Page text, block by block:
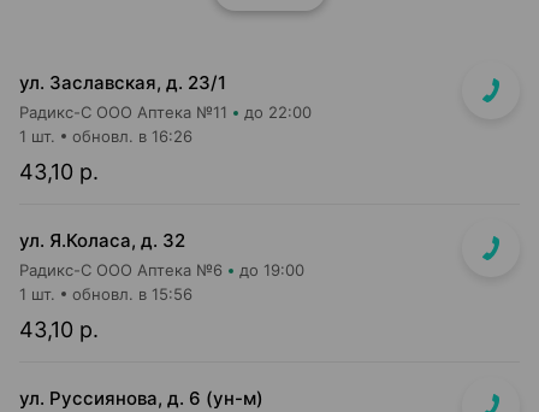
ул. Заславская, д. 23/1
Радикс-С ООО Аптека №11 до 22:00
43,10 р.
1 шт. обновл. в 16:26
ул. Я.Коласа, д. 32
Радикс-С ООО Аптека №6 до 19:00
43,10 р.
1 шт. обновл. в 15:56
ул. Руссиянова, д. 6 (ун-м)